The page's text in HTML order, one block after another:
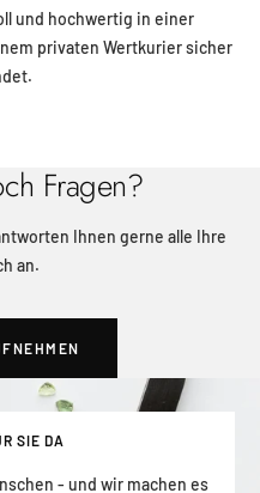
und hochwertig in einer
privaten Wertkurier sicher
Fragen?
Ihnen gerne alle Ihre
an.
SIE DA
- und wir machen es